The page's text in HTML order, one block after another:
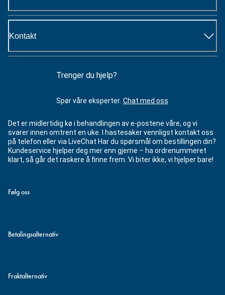
Kontakt
Trenger du hjelp?
Spør våre eksperter. Chat med oss
Det er midlertidig kø i behandlingen av e-postene våre, og vi
svarer innen omtrent en uke. I hastesaker vennligst kontakt oss
på telefon eller via LiveChat Har du spørsmål om bestillingen din?
Kundeservice hjelper deg mer enn gjerne – ha ordrenummeret
klart, så går det raskere å finne frem. Vi biter ikke, vi hjelper bare!
Følg oss
Betalingsalternativ
Fraktalternativ